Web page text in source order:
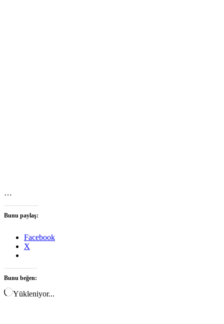
…
Bunu paylaş:
Facebook
X
Bunu beğen:
Yükleniyor...